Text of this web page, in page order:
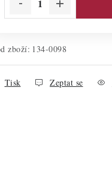
zboží: 134-0098
Tisk Zeptat se